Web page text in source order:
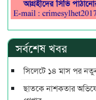
সর্বশেষ খবর
সিলেটে ১৪ মাস পর
ছাতকে নাশকতার